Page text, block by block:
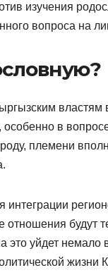
изучения
вопроса на
властям
в
племени
интеграции
будут
это уйдет
жизни